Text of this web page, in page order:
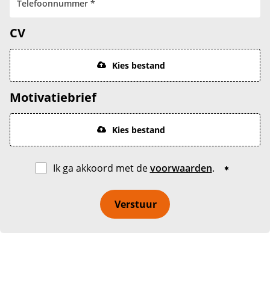
CV
Kies bestand
Motivatiebrief
Kies bestand
Ik ga akkoord met devoorwaarden.
Verstuur